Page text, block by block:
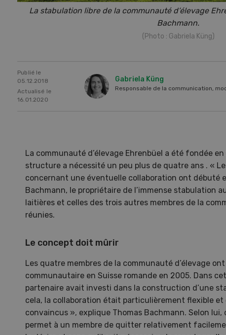
La stabulation libre de la communauté d’élevage
Bachmann.
(Photo : Gabriela Küng)
Publié le
05.12.2018
Actualisé le
16.01.2020
Gabriela Küng
Responsable de la communication,
La communauté d’élevage Ehrenbüel a été fondée
structure a nécessité un peu plus de quatre ans . «
concernant une éventuelle collaboration ont débuté
Bachmann, le propriétaire de l’immense stabulation
laitières et celles des trois autres membres de la
réunies.
Le concept doit mûrir
Les quatre membres de la communauté d’élevage
communautaire en Suisse romande en 2005. Dans
partenaire avait investi dans la construction d’une
cela, la collaboration était particulièrement flexible et
convaincus », explique Thomas Bachmann. Selon
permet à un membre de quitter relativement
Une ferme entre de nouvelles
mains
Une ferme entre de
du